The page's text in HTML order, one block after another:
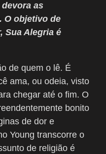
as
O objetivo de
Sua Alegria é
de quem o lê. É
ama, ou odeia, visto
chegar até o fim. O
bonito
de dor e
Young transcorre o
de religião é